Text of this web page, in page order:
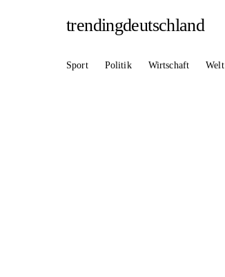
trendingdeutschland
Sport Politik Wirtschaft Welt